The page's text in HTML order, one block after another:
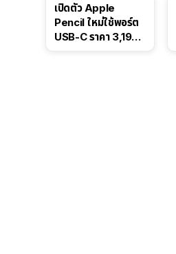
เปิดตัว Apple
Pencil ใหม่ใช้พอร์ต
USB-C ราคา 3,190